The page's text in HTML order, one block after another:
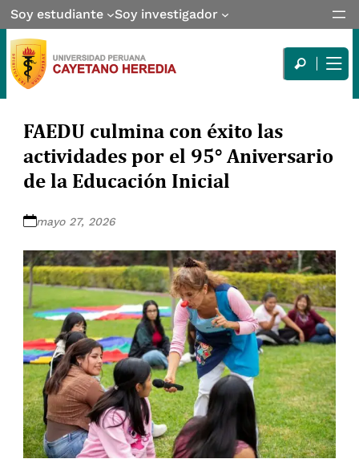
Soy estudiante Soy investigador
FAEDU culmina con éxito las
actividades por el 95° Aniversario
de la Educación Inicial
mayo 27, 2026